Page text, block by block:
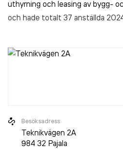
uthyrning och leasing av bygg-
och hade totalt 37 anställda
aktivt sedan 2012. Wangeskog
Besöksadress
Teknikvägen 2A
984 32 Pajala